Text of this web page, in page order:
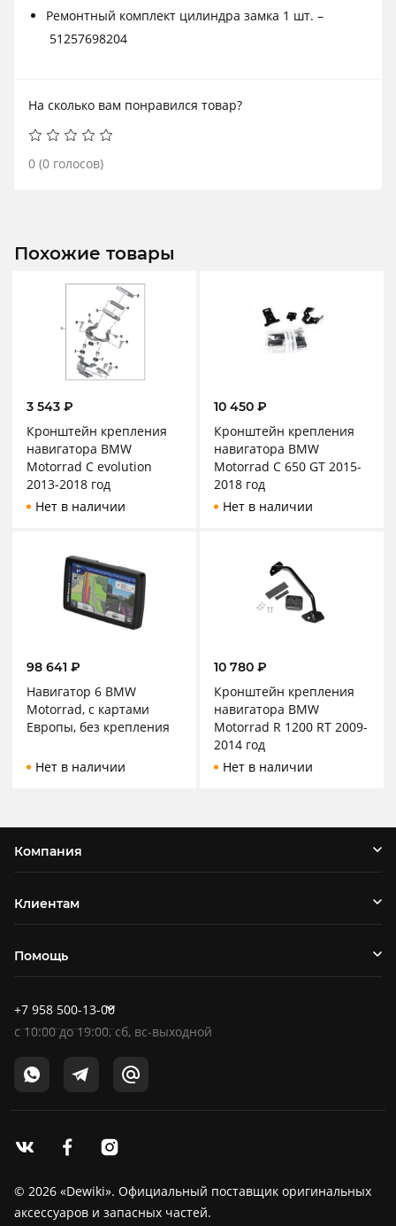
Ремонтный комплект цилиндра замка 1 шт. –
51257698204
На сколько вам понравился товар?
0 (0 голосов)
Похожие товары
3 543 ₽
Кронштейн крепления
навигатора BMW
Motorrad C evolution
2013-2018 год
Нет в наличии
10 450 ₽
Кронштейн крепления
навигатора BMW
Motorrad C 650 GT 2015-
2018 год
Нет в наличии
98 641 ₽
Навигатор 6 BMW
Motorrad, с картами
Европы, без крепления
Нет в наличии
10 780 ₽
Кронштейн крепления
навигатора BMW
Motorrad R 1200 RT 2009-
2014 год
Нет в наличии
Компания
Клиентам
Помощь
+7 958 500-13-00
c10:00до19:00, сб, вс-выходной
© 2026 «Dewiki». Официальный поставщик оригинальных
аксессуаров и запасных частей.